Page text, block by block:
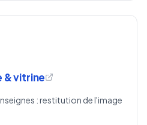
& vitrine
: restitution de l'image